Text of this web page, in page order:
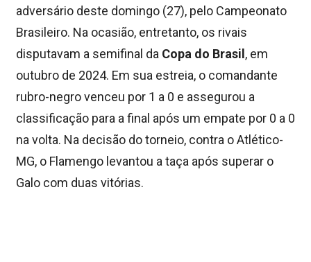
adversário deste domingo (27), pelo Campeonato
Brasileiro. Na ocasião, entretanto, os rivais
disputavam a semifinal da Copa do Brasil, em
outubro de 2024. Em sua estreia, o comandante
rubro-negro venceu por 1 a 0 e assegurou a
classificação para a final após um empate por 0 a 0
na volta. Na decisão do torneio, contra o Atlético-
MG, o Flamengo levantou a taça após superar o
Galo com duas vitórias.